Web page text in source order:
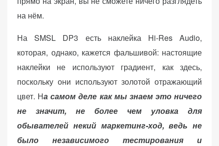
на нём.
На SMSL DP3 есть наклейка Hi-Res Audio,
которая, однако, кажется фальшивой: настоящие
наклейки не используют градиент, как здесь,
поскольку они используют золотой отражающий
цвет. На самом деле как мы знаем это ничего
не значит, не более чем уловка для
обывателей некий маркетинг-ход, ведь не
было независимого тестирования и